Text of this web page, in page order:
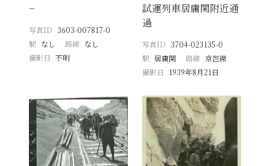
−
写真ID 3603-007817-0
駅 なし 路線 なし
撮影日
不明
試運列車居庸関附近通
過
写真ID 3704-023135-0
駅 居庸関 路線 京包線
撮影日
1939年8月21日